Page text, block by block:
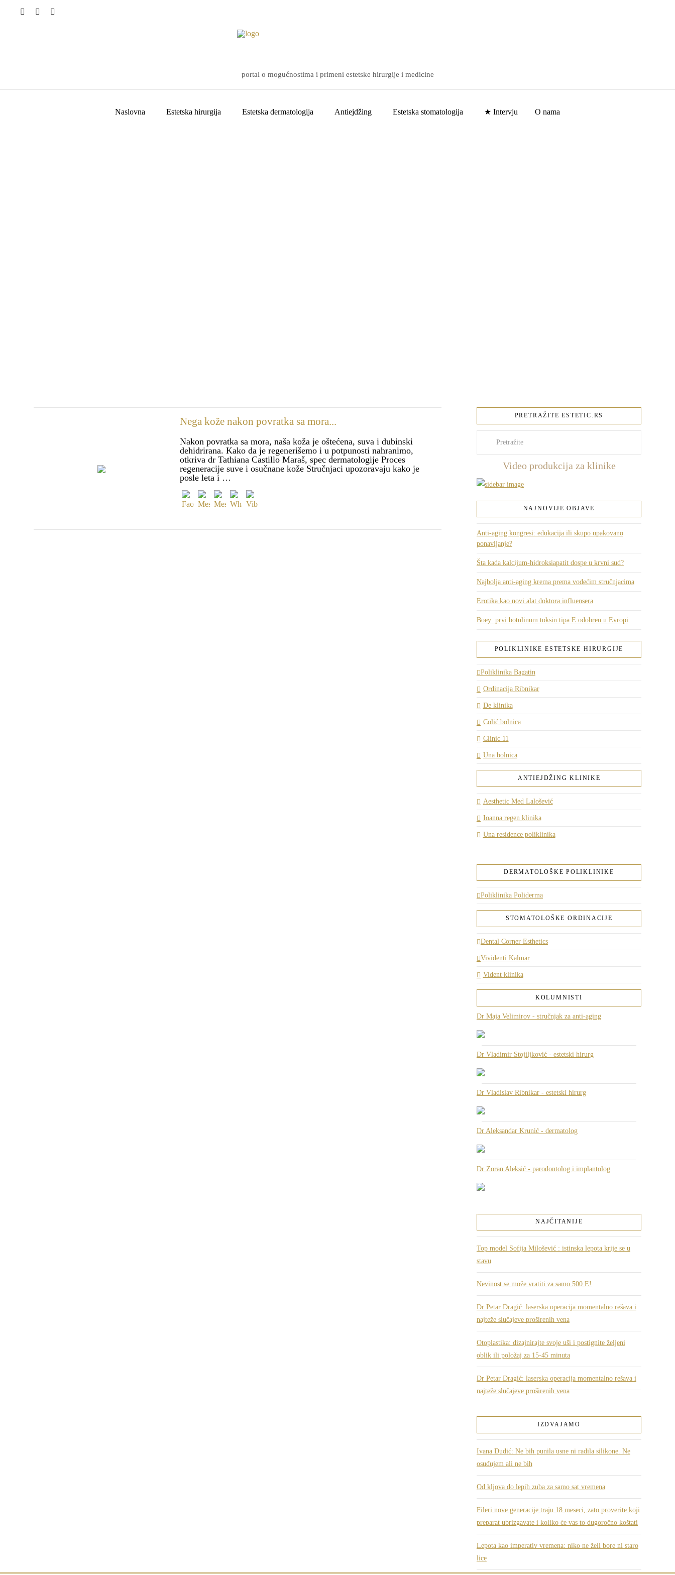
portal o mogućnostima i primeni estetske hirurgije i medicine
Naslovna Estetska hirurgija Estetska dermatologija Antiejdžing Estetska stomatologija ★ Intervju O nama
Nega kože nakon povratka sa mora...
Nakon povratka sa mora, naša koža je oštećena, suva i dubinski
dehidrirana. Kako da je regenerišemo i u potpunosti nahranimo,
otkriva dr Tathiana Castillo Maraš, spec dermatologije Proces
regeneracije suve i osučnane kože Stručnjaci upozoravaju kako je
posle leta i …
PRETRAŽITE ESTETIC.RS
Video produkcija za klinike
NAJNOVIJE OBJAVE
Anti-aging kongresi: edukacija ili skupo upakovano
ponavljanje?
Šta kada kalcijum-hidroksiapatit dospe u krvni sud?
Najbolja anti-aging krema prema vodećim stručnjacima
Erotika kao novi alat doktora influensera
Boey: prvi botulinum toksin tipa E odobren u Evropi
POLIKLINIKE ESTETSKE HIRURGIJE
Poliklinika Bagatin
Ordinacija Ribnikar
De klinika
Colić bolnica
Clinic 11
Una bolnica
ANTIEJDŽING KLINIKE
Aesthetic Med Lalošević
Ioanna regen klinika
Una residence poliklinika
DERMATOLOŠKE POLIKLINIKE
Poliklinika Poliderma
STOMATOLOŠKE ORDINACIJE
Dental Corner Esthetics
Vividenti Kalmar
Vident klinika
KOLUMNISTI
Dr Maja Velimirov - stručnjak za anti-aging
Dr Vladimir Stojiljković - estetski hirurg
Dr Vladislav Ribnikar - estetski hirurg
Dr Aleksandar Krunić - dermatolog
Dr Zoran Aleksić - parodontolog i implantolog
NAJČITANIJE
Top model Sofija Milošević : istinska lepota krije se u
stavu
Nevinost se može vratiti za samo 500 E!
Dr Petar Dragić: laserska operacija momentalno rešava i
najteže slučajeve proširenih vena
Otoplastika: dizajnirajte svoje uši i postignite željeni
oblik ili položaj za 15-45 minuta
Dr Petar Dragić: laserska operacija momentalno rešava i
najteže slučajeve proširenih vena
IZDVAJAMO
Ivana Dudić: Ne bih punila usne ni radila silikone. Ne
osuđujem ali ne bih
Od kljova do lepih zuba za samo sat vremena
Fileri nove generacije traju 18 meseci, zato proverite koji
preparat ubrizgavate i koliko će vas to dugoročno koštati
Lepota kao imperativ vremena: niko ne želi bore ni staro
lice